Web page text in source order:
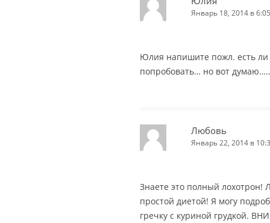
Январь 18, 2014 в
Юлия напишите пожл. есть ли
попробовать… но вот
Любовь
Январь 22, 2014 в
Знаете это полный лохотрон!
простой диетой! Я могу
гречку с куриной грудкой.